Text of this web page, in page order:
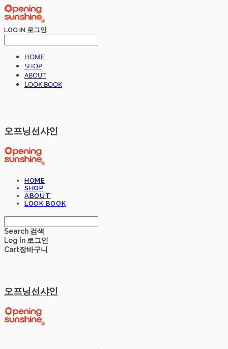
LOG IN 로그인
HOME
SHOP
ABOUT
LOOK BOOK
오프닝선샤인
HOME
SHOP
ABOUT
LOOK BOOK
Search 검색
Log In 로그인
Cart장바구니
오프닝선샤인